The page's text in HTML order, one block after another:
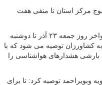
مرکز استان تا منفی هفت
بهره مند با اشاره به اینکه این سامانه از اواخر روز جمعه ۲۳ آذر تا دوشنبه
به کشاورزان توصیه می شود که با
بارشی هشدارهای هواشناسی را
وبویراحمد توصیه کرد: تا برای